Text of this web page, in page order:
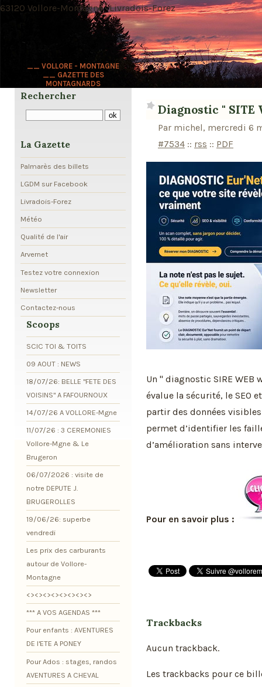
__ VOLLORE - MONTAGNE
__ GAZETTE DES
MONTAGNARDS
63120 Vollore-Montagne · Livradois-Forez
Diagnostic " SITE
Par michel, mercredi 6
#7534 :: rss :: PDF
Un " diagnostic SIRE WEB
évalue la sécurité, le SEO
partir des données
permet d’identifier les
d’amélioration sans
Pour en savoir plus :
Trackbacks
Aucun trackback.
Les trackbacks pour ce
Rechercher
La Gazette
Palmarès des billets
LGDM sur Facebook
Livradois-Forez
Météo
Qualité de l'air
Arvernet
Testez votre connexion
Newsletter
Contactez-nous
Scoops
SCIC TOI & TOITS
09 AOUT : NEWS
18/07/26: BELLE "FETE DES
VOISINS" A FAFOURNOUX
14/07/26 A VOLLORE-Mgne
11/07/26 : 3 CEREMONIES
Vollore-Mgne & Le
Brugeron
06/07/2026 : visite de
notre DEPUTE J.
BRUGEROLLES
19/06/26: superbe
vendredi
Les prix des carburants
autour de Vollore-
Montagne
<><><><><><><><>
*** A VOS AGENDAS ***
Pour enfants : AVENTURES
DE l'ETE A PONEY
Pour Ados : stages, randos
AVENTURES A CHEVAL